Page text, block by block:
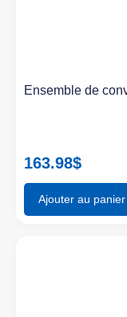
Ensemble de
163.98$
Ajouter au panier